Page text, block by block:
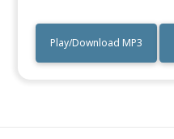
Play/Download MP3